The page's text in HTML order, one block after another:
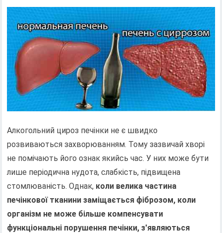
Алкогольний цироз печінки не є швидко
розвиваються захворюванням. Тому зазвичай хворі
не помічають його ознак якийсь час. У них може бути
лише періодична нудота, слабкість, підвищена
стомлюваність. Однак, коли велика частина
печінкової тканини заміщається фіброзом, коли
організм не може більше компенсувати
функціональні порушення печінки, з'являються